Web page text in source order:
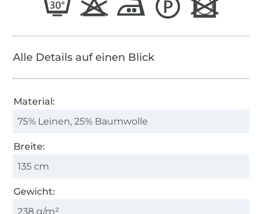
Alle Details auf einen Blick
Material:
75% Leinen, 25% Baumwolle
Breite:
135 cm
Gewicht:
238 g/m²